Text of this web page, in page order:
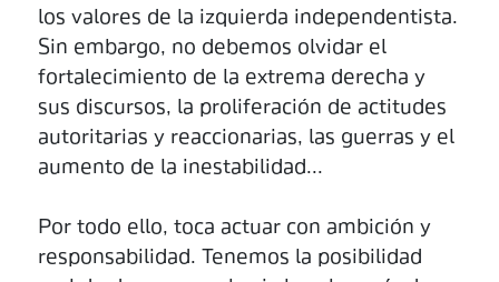
los valores de la izquierda independentista.
Sin embargo, no debemos olvidar el
fortalecimiento de la extrema derecha y
sus discursos, la proliferación de actitudes
autoritarias y reaccionarias, las guerras y el
aumento de la inestabilidad...
Por todo ello, toca actuar con ambición y
responsabilidad. Tenemos la posibilidad